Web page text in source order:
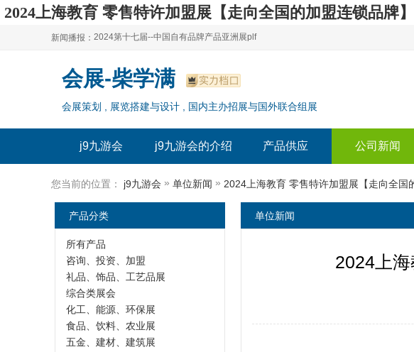
2024上海教育 零售特许加盟展【走向全国的加盟连锁品牌
新闻播报：
2024上海自有品牌展--百货展|食品展 零售展|oem展
2024全球自有--品牌产品亚洲展（plf）
2024上海自有品牌展--2024上海oem 贴牌代加工展
2024第十七届--中国自有品牌产品亚洲展plf
2024全球自有--品牌产品亚洲展（plf）
2024年上海--第17届自有品牌展
会展-柴学满
会展策划 , 展览搭建与设计 , 国内主办招展与国外联合组展
j9九游会 j9九游会的介绍 产品供应 公司新闻
您当前的位置： j9九游会 » 单位新闻 » 2024上海教育 零售特许加盟展【走向全国
单位新闻
2024上
产品分类
所有产品
咨询、投资、加盟
礼品、饰品、工艺品展
综合类展会
化工、能源、环保展
食品、饮料、农业展
五金、建材、建筑展